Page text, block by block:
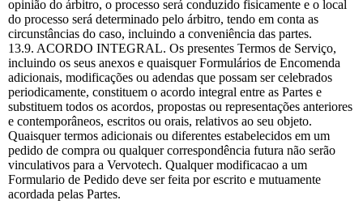
opinião do árbitro, o processo será conduzido fisicamente e o local
do processo será determinado pelo árbitro, tendo em conta as
circunstâncias do caso, incluindo a conveniência das partes.
13.9. ACORDO INTEGRAL. Os presentes Termos de Serviço,
incluindo os seus anexos e quaisquer Formulários de Encomenda
adicionais, modificações ou adendas que possam ser celebrados
periodicamente, constituem o acordo integral entre as Partes e
substituem todos os acordos, propostas ou representações anteriores
e contemporâneos, escritos ou orais, relativos ao seu objeto.
Quaisquer termos adicionais ou diferentes estabelecidos em um
pedido de compra ou qualquer correspondência futura não serão
vinculativos para a Vervotech. Qualquer modificacao a um
Formulario de Pedido deve ser feita por escrito e mutuamente
acordada pelas Partes.